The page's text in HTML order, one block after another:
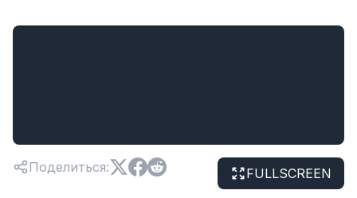
Поделиться: FULLSCREEN